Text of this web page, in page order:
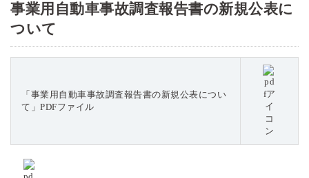
事業用自動車事故調査報告書の新規公表に
ついて
「事業用自動車事故調査報告書の新規公表につい
て」PDFファイル